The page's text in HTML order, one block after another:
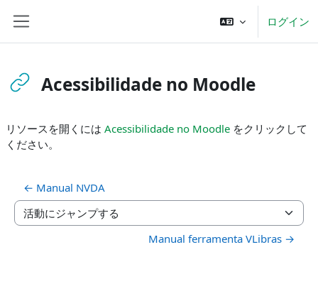
ログイン
Acessibilidade no Moodle
リソースを開くには Acessibilidade no Moodle をクリックして
ください。
← Manual NVDA
活動にジャンプする
Manual ferramenta VLibras →